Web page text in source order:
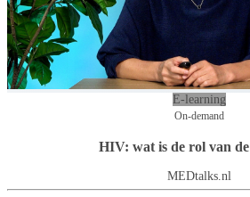
E-learning
On-demand
HIV: wat is de rol van
MEDtalks.nl